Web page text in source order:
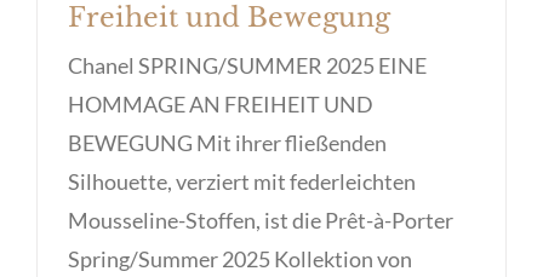
Freiheit und Bewegung
Chanel SPRING/SUMMER 2025 EINE
HOMMAGE AN FREIHEIT UND
BEWEGUNG Mit ihrer fließenden
Silhouette, verziert mit federleichten
Mousseline-Stoffen, ist die Prêt-à-Porter
Spring/Summer 2025 Kollektion von